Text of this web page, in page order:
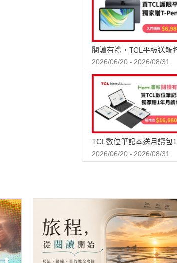
閱讀有禮，TCL平板送觸
2026/06/20 - 2026/08/31
TCL數位筆記本送月讀包
2026/06/20 - 2026/08/31